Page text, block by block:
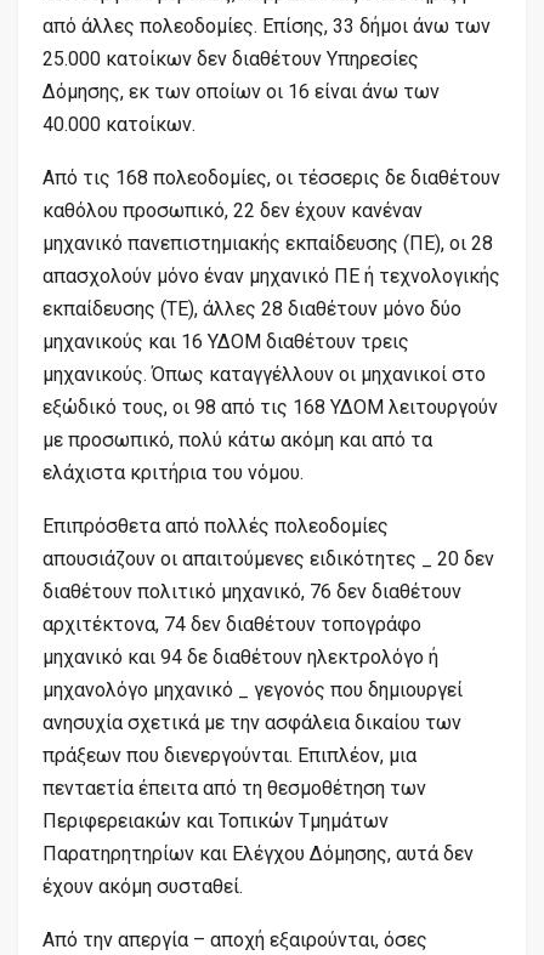
από άλλες πολεοδομίες. Επίσης, 33 δήμοι άνω των
25.000 κατοίκων δεν διαθέτουν Υπηρεσίες
Δόμησης, εκ των οποίων οι 16 είναι άνω των
40.000 κατοίκων.
Από τις 168 πολεοδομίες, οι τέσσερις δε διαθέτουν
καθόλου προσωπικό, 22 δεν έχουν κανέναν
μηχανικό πανεπιστημιακής εκπαίδευσης (ΠΕ), οι 28
απασχολούν μόνο έναν μηχανικό ΠΕ ή τεχνολογικής
εκπαίδευσης (ΤΕ), άλλες 28 διαθέτουν μόνο δύο
μηχανικούς και 16 ΥΔΟΜ διαθέτουν τρεις
μηχανικούς. Όπως καταγγέλλουν οι μηχανικοί στο
εξώδικό τους, οι 98 από τις 168 ΥΔΟΜ λειτουργούν
με προσωπικό, πολύ κάτω ακόμη και από τα
ελάχιστα κριτήρια του νόμου.
Επιπρόσθετα από πολλές πολεοδομίες
απουσιάζουν οι απαιτούμενες ειδικότητες _ 20 δεν
διαθέτουν πολιτικό μηχανικό, 76 δεν διαθέτουν
αρχιτέκτονα, 74 δεν διαθέτουν τοπογράφο
μηχανικό και 94 δε διαθέτουν ηλεκτρολόγο ή
μηχανολόγο μηχανικό _ γεγονός που δημιουργεί
ανησυχία σχετικά με την ασφάλεια δικαίου των
πράξεων που διενεργούνται. Επιπλέον, μια
πενταετία έπειτα από τη θεσμοθέτηση των
Περιφερειακών και Τοπικών Τμημάτων
Παρατηρητηρίων και Ελέγχου Δόμησης, αυτά δεν
έχουν ακόμη συσταθεί.
Από την απεργία – αποχή εξαιρούνται, όσες